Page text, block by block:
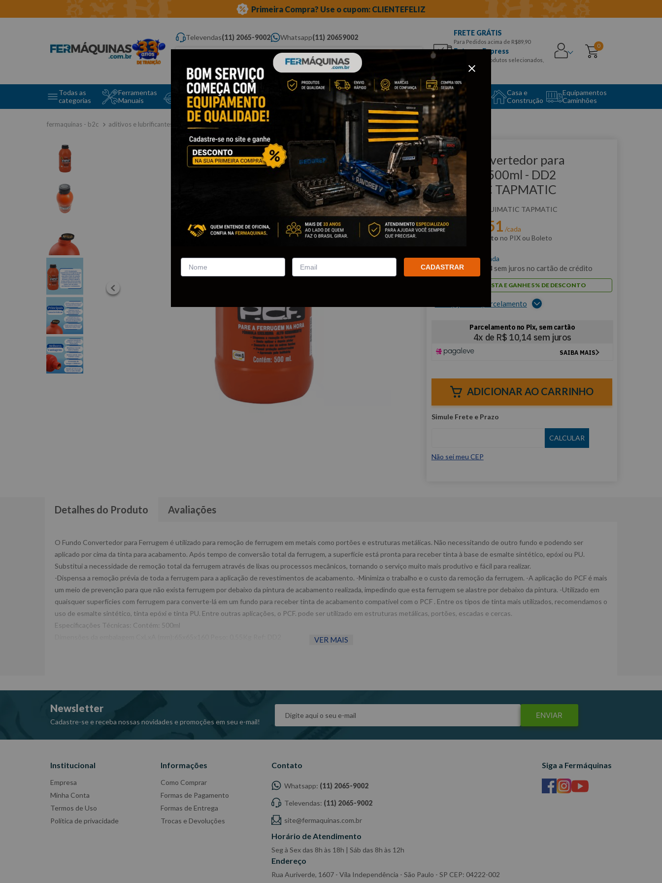
Primeira Compra? Use o cupom: CLIENTEFELIZ
Televendas(11) 2065-9002 Whatsapp(11) 20659002
Digite aqui o que você procura...
FRETE GRÁTIS
Para Pedidos acima de R$89,90
Entrega Express
para CEPS e produtos selecionados,
Aproveite!
0
Todas as
categorias
Ferramentas
Manuais
Ferramentas Elétricas
e Máquinas
Ferramentas
Ferramentas
Automotivas Especiais
Equipamento
Auto Center
Casa e
Construção
Equipamentos
Caminhões
aditivos e lubrificantes limpeza e removedores
Clique e veja!
Fundo Convertedor para
Ferrugem 500ml - DD2
QUIMATIC TAPMATIC
:DD2 QUIMATIC TAPMATIC
Por:R$ 51 /cada
5% de desconto no PIX ou Boleto
R$40,54 /cada
Em4x deR$ 13sem juros no cartão de crédito
PAGUE À VISTA E GANHE 5% DE DESCONTO
Ver opções de parcelamento
ADICIONAR AO CARRINHO
Não sei meu CEP
Detalhes do Produto Avaliações
O Fundo Convertedor para Ferrugem é utilizado para remoção de ferrugem em metais como portões e estruturas metálicas. Não necessitando de outro fundo e podendo ser
aplicado por cima da tinta para acabamento. Após tempo de conversão total da ferrugem, a superfície está pronta para receber tinta à base de esmalte sintético, epóxi ou PU.
Substitui a necessidade de remoção total da ferrugem através de lixas ou processos mecânicos, tornando o serviço muito mais produtivo e fácil para realizar.
-Dispensa a remoção prévia de toda a ferrugem para a aplicação de revestimentos de acabamento. -Minimiza o trabalho e o custo da remoção da ferrugem. -A aplicação do PCF é mais
um meio de prevenção para que não exista ferrugem por debaixo da pintura de acabamento realizada, impedindo que esta ferrugem se alastre por debaixo da pintura. -Utilizado em
quaisquer superfícies com ferrugem para converte-lá em um fundo para receber tinta de acabamento compatível com o PCF . Entre os tipos de tinta mais utilizados, recomendamos o
uso de esmalte sintético, tinta epóxi e tinta PU. Entre outras aplicações, o PCF. pode ser utilizado em estruturas metálicas, portões, escadas e cercas.
Especificações Técnicas: Contém: 500ml
VER MAIS
Newsletter
Cadastre-se e receba nossas novidades e promoções em seu e-mail!
ENVIAR
Institucional
Empresa
Minha Conta
Termos de Uso
Política de privacidade
Informações
Como Comprar
Formas de Pagamento
Formas de Entrega
Trocas e Devoluções
Contato
Whatsapp: (11) 2065-9002
Televendas: (11) 2065-9002
site@fermaquinas.com.br
Horário de Atendimento
Seg à Sex das 8h às 18h | Sáb das 8h às 12h
Endereço
Rua Auriverde, 1607 - Vila Independência - São Paulo - SP CEP: 04222-002
Siga a Fermáquinas
CADASTRAR